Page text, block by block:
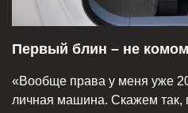
Первый блин – не
«Вообще права у меня уже
личная машина. Скажем так,